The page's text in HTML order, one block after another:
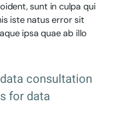
sunt in culpa qui
iste natus error sit
ipsa quae ab illo
consultation
for data